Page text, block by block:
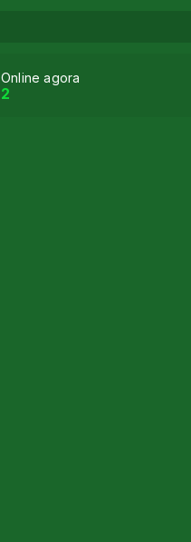
Online agora
2